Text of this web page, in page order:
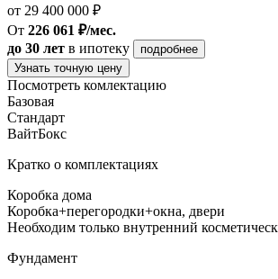
от 29 400 000 ₽
От 226 061 ₽/мес.
до 30 лет в ипотеку
подробнее
Узнать точную цену
Посмотреть комлектацию
Базовая
Стандарт
ВайтБокс
Кратко о комплектациях
Коробка дома
Коробка+перегородки+окна, двери
Необходим только внутренний
Фундамент